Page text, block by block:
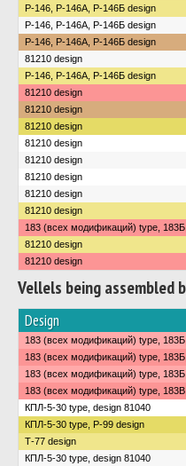
Р-146, Р-146А, Р-146Б design
Р-146, Р-146А, Р-146Б design
Р-146, Р-146А, Р-146Б design
81210 design
Р-146, Р-146А, Р-146Б design
81210 design
81210 design
81210 design
81210 design
81210 design
81210 design
81210 design
81210 design
183 (всех модификаций) type,
81210 design
81210 design
Vellels being assembled
Design
183 (всех модификаций) type,
183 (всех модификаций) type,
183 (всех модификаций) type,
183 (всех модификаций) type,
КПЛ-5-30 type, design 81040
КПЛ-5-30 type, Р-99 design
Т-77 design
КПЛ-5-30 type, design 81040